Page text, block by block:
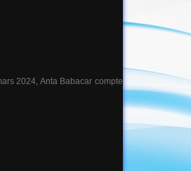
2024, Anta Babacar compte